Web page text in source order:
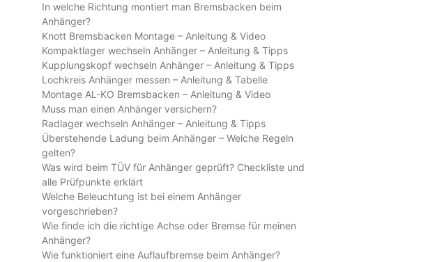
In welche Richtung montiert man Bremsbacken beim
Anhänger?
Knott Bremsbacken Montage – Anleitung & Video
Kompaktlager wechseln Anhänger – Anleitung & Tipps
Kupplungskopf wechseln Anhänger – Anleitung & Tipps
Lochkreis Anhänger messen – Anleitung & Tabelle
Montage AL-KO Bremsbacken – Anleitung & Video
Muss man einen Anhänger versichern?
Radlager wechseln Anhänger – Anleitung & Tipps
Überstehende Ladung beim Anhänger – Welche Regeln
gelten?
Was wird beim TÜV für Anhänger geprüft? Checkliste und
alle Prüfpunkte erklärt
Welche Beleuchtung ist bei einem Anhänger
vorgeschrieben?
Wie finde ich die richtige Achse oder Bremse für meinen
Anhänger?
Wie funktioniert eine Auflaufbremse beim Anhänger?